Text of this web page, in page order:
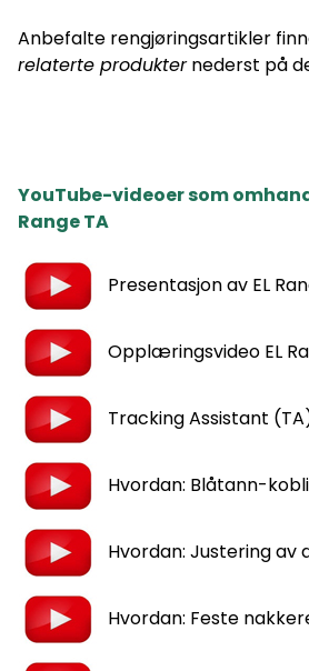
Anbefalte rengjøringsartikler
relaterte produkternederst på
YouTube-videoer som
Range TA
Presentasjon av EL
Opplæringsvideo EL
Tracking Assistant
Hvordan: Blåtann-
Hvordan: Justering av
Hvordan: Feste